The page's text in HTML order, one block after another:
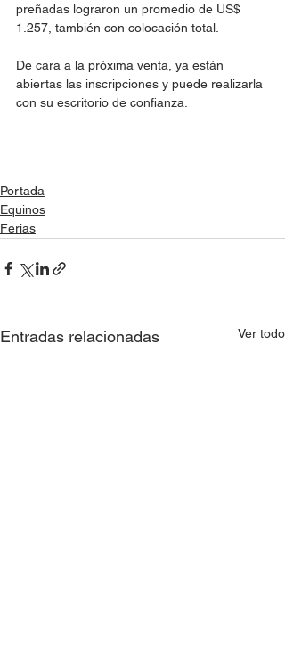
preñadas lograron un promedio de US$
1.257, también con colocación total.
De cara a la próxima venta, ya están
abiertas las inscripciones y puede realizarla
con su escritorio de confianza.
Portada
Equinos
Ferias
Entradas relacionadas Ver todo